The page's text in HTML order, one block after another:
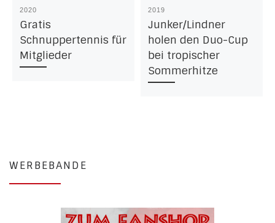
2020
Gratis
Schnuppertennis für
Mitglieder
2019
Junker/Lindner
holen den Duo-Cup
bei tropischer
Sommerhitze
WERBEBANDE